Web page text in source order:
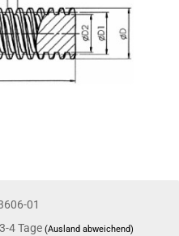
01
4 Tage(Ausland abweichend)